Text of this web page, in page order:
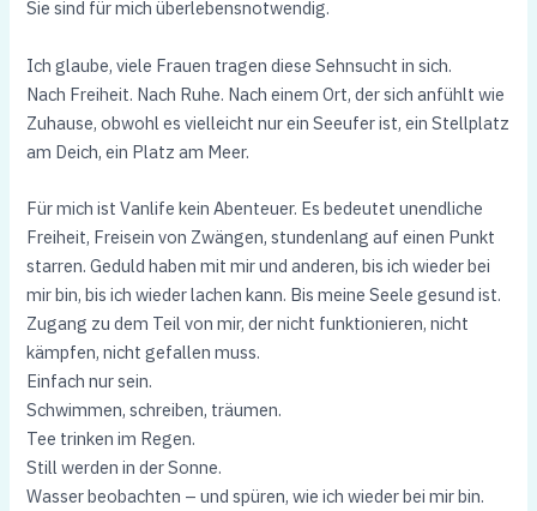
Sie sind für mich überlebensnotwendig.
Ich glaube, viele Frauen tragen diese Sehnsucht in sich.
Nach Freiheit. Nach Ruhe. Nach einem Ort, der sich anfühlt wie
Zuhause, obwohl es vielleicht nur ein Seeufer ist, ein Stellplatz
am Deich, ein Platz am Meer.
Für mich ist Vanlife kein Abenteuer. Es bedeutet unendliche
Freiheit, Freisein von Zwängen, stundenlang auf einen Punkt
starren. Geduld haben mit mir und anderen, bis ich wieder bei
mir bin, bis ich wieder lachen kann. Bis meine Seele gesund ist.
Zugang zu dem Teil von mir, der nicht funktionieren, nicht
kämpfen, nicht gefallen muss.
Einfach nur sein.
Schwimmen, schreiben, träumen.
Tee trinken im Regen.
Still werden in der Sonne.
Wasser beobachten – und spüren, wie ich wieder bei mir bin.